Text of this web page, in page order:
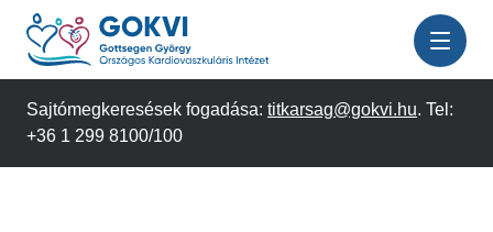
Ugrás
tartalomra
Sajtómegkeresések fogadása: titkarsag@gokvi.hu. Tel:
+36 1 299 8100/100